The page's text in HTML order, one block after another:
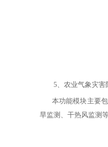
5、农业气象灾害
本功能模块主要包
旱监测、干热风监测